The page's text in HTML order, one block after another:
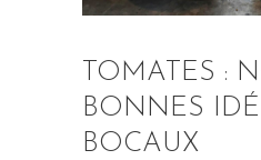
TOMATES :
BONNES
BOCAUX